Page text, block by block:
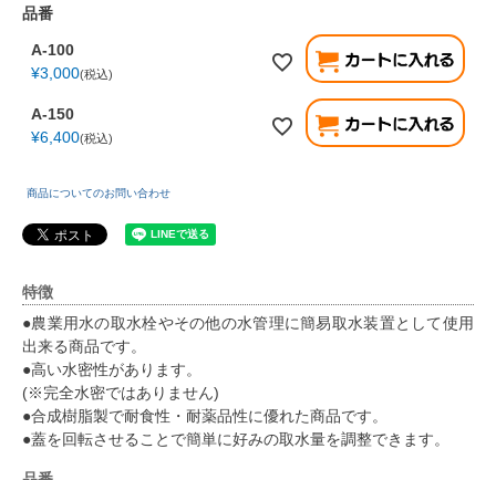
品番
A-100
¥3,000 税込
A-150
¥6,400 税込
商品についてのお問い合わせ
特徴
●農業用水の取水栓やその他の水管理に簡易取水装置として使用
出来る商品です。
●高い水密性があります。
(※完全水密ではありません)
●合成樹脂製で耐食性・耐薬品性に優れた商品です。
●蓋を回転させることで簡単に好みの取水量を調整できます。